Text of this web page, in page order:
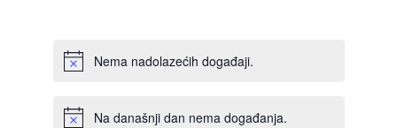
Nema nadolazećih događaji.
Na današnji dan nema događanja.